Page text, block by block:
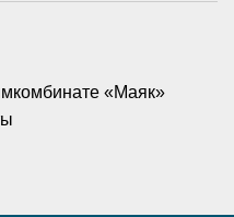
«Маяк»